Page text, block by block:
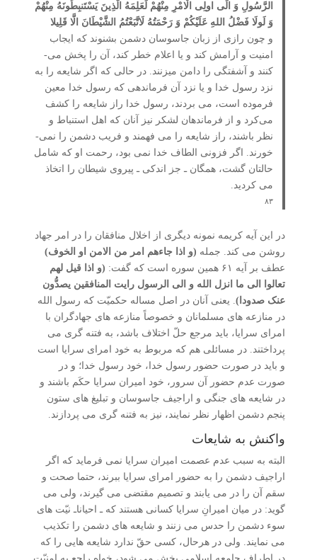
الرَّسُولِ وَ الَی اولِی الْامْرِ مِنْهُمْ لَعَلِمَهُ الَّذِینَ یَسْتَنبِطُونَهُ مِنْهُمْ
وَ لَولَا فَضْلُ اللهِ عَلَیْکُمْ وَ رَحْمَتُهُ لَاتَّبَعْتُمُ الشَّیْطَانَ الَّا قَلِیلا
و چون رازی از زبان جاسوسان دشمن بشنوند که ایجاب
امنیت و آرامش کند و یا اعلام خطر کند، آن را پخش می­
کنند و آشفتگی را دامن می­زنند. در حالی که اگر شایعه را به
نزد رسول خدا و یا نزد آن فرماندهی که رسول خدا معین
فرموده است، می­ بردند، رسول خدا راز شایعه را کشف
می‌کرد و از فرماندهان لشکر نیز آنان که اهل استنباط و
نظر باشند، راز شایعه را می ­فهمند و فریب دشمن را نمی­
خورند. اگر فزونی الطاف خدا نمی ­بود، رحمت او که شامل
حالتان گشت، همگان ـ جز اندکی ـ پیروی شیطان را اتخاذ
می­ کردید.
۸۳
در این آیه کریمه نمونه دیگری از اخلال منافقان را در امر جهاد
روشن می کند. جمله (و اذا جاءهم امر من الامن او الخوف)
عطف بر آیه ۶۱ همین سوره است که گفت:
(و اذا قیل لهم
تعالوا الی ما انزل الله و الی الرسول رایت المنافقین یصدُّون
عنک صدودا). یعنی آنان در اصل مساله حکمیّت که رسول الله
در منازعه های مسلمانان و خصوصاً منازعه های جهادگران با
امرای سرایا، باید مرجع حلّ اختلاف باشد، به فتنه گری می
پرداختند. در مسائلی هم که مربوط به خود امرای سرایا است
و باید در صورت حضور رسول خدا، خود رسول خدا؛ و در
صورت عدم حضور آن سرور، خود امیران سرایا حکَم باشند و
در شایعه های جنگی و اراجیف جاسوسان و تبلیغ های ستون
پنجم دشمن اظهار نظر نمایند، نیز به فتنه گری می پردازند.
واکنش به شایعات
البته به سبب عدم عصمت امیران سرایا نمی فرماید که اگر
اراجیف دشمن را به حضور امرای سرایا ببرند، حتما صحت و
سقم آن را در می یابند و تصمیم مقتضی می گیرند، ولی می
گوید: در میان امیرانِ سرایا کسانی هستند که ـ احیاناـ نیّت های
سوء دشمن را حدس می زنند و شایعه های دشمن را تکذیب
می نمایند. ولی در هرحال، کسی حقّ ندارد شایعه هایی را که
در اطراف جامعه اسلامی پخش می شود، خواه راجع به امنیّت